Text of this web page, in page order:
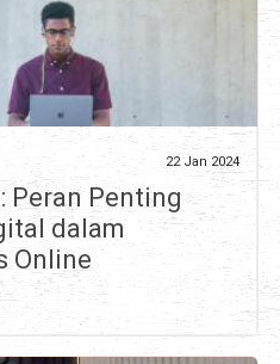
22 Jan 2024
Peran Penting
dalam
Online